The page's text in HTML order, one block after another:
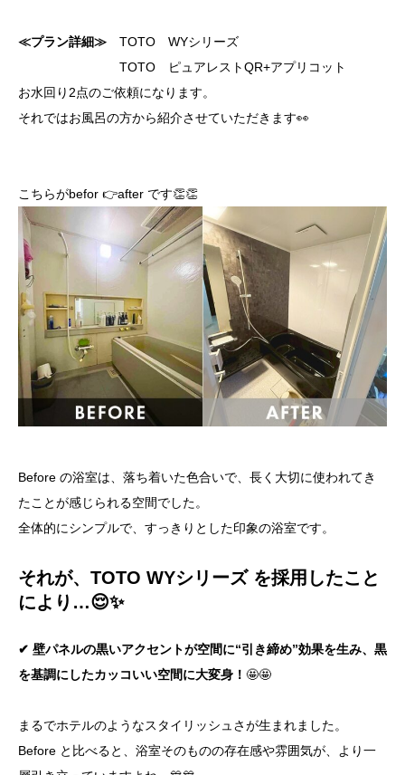
≪プラン詳細≫ TOTO WYシリーズ
TOTO ピュアレストQR+アプリコット
お水回り2点のご依頼になります。
それではお風呂の方から紹介させていただきます👀
こちらがbefor 👉after です👏👏
Before の浴室は、落ち着いた色合いで、長く大切に使われてき
たことが感じられる空間でした。
全体的にシンプルで、すっきりとした印象の浴室です。
それが、 TOTO WYシリーズ を採用したこと
により…😌✨
✔ 壁パネルの黒いアクセントが空間に“引き締め”効果を生み、黒
を基調にしたカッコいい空間に大変身！ 🤩🤩
まるでホテルのようなスタイリッシュさが生まれました。
Before と比べると、浴室そのものの存在感や雰囲気が、より一